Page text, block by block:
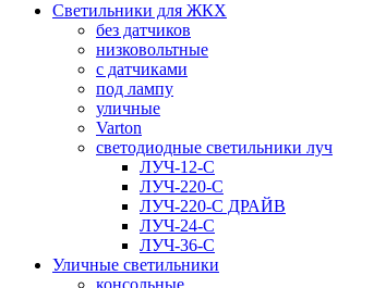
Светильники для ЖКХ
без датчиков
низковольтные
с датчиками
под лампу
уличные
Varton
светодиодные светильники луч
ЛУЧ-12-С
ЛУЧ-220-С
ЛУЧ-220-С ДРАЙВ
ЛУЧ-24-С
ЛУЧ-36-С
Уличные светильники
консольные